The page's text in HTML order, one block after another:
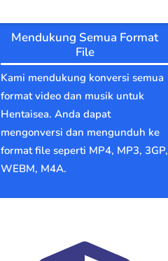
Mendukung Semua Format
File
Kami mendukung konversi semua
format video dan musik untuk
Hentaisea. Anda dapat
mengonversi dan mengunduh ke
format file seperti MP4, MP3, 3GP,
WEBM, M4A.